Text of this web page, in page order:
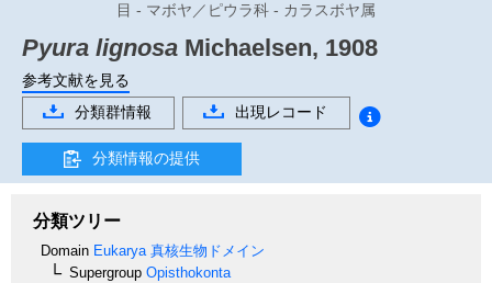
目 - マボヤ／ピウラ科 - カラスボヤ属
Pyura lignosa Michaelsen, 1908
参考文献を見る
分類群情報
出現レコード
分類情報の提供
分類ツリー
Domain Eukarya 真核生物ドメイン
Supergroup Opisthokonta